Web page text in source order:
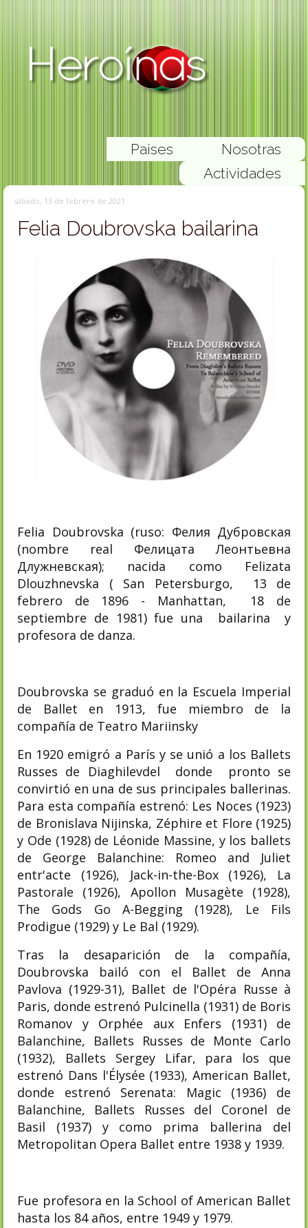
Nosotras
Paises
Actividades
sábado, 13 de febrero de 2021
Felia Doubrovska bailarina
Felia Doubrovska (ruso: Фелия Дубровская
(nombre real Фелицата Леонтьевна
Длужневская); nacida como Felizata
Dlouzhnevska ( San Petersburgo, 13 de
febrero de 1896 - Manhattan, 18 de
septiembre de 1981) fue una bailarina y
profesora de danza.
Doubrovska se graduó en la Escuela Imperial
de Ballet en 1913, fue miembro de la
compañía de Teatro Mariinsky
En 1920 emigró a París y se unió a los Ballets
Russes de Diaghilevdel donde pronto se
convirtió en una de sus principales ballerinas.
Para esta compañía estrenó: Les Noces (1923)
de Bronislava Nijinska, Zéphire et Flore (1925)
y Ode (1928) de Léonide Massine, y los ballets
de George Balanchine: Romeo and Juliet
entr'acte (1926), Jack-in-the-Box (1926), La
Pastorale (1926), Apollon Musagète (1928),
The Gods Go A-Begging (1928), Le Fils
Prodigue (1929) y Le Bal (1929).
Tras la desaparición de la compañía,
Doubrovska bailó con el Ballet de Anna
Pavlova (1929-31), Ballet de l'Opéra Russe à
Paris, donde estrenó Pulcinella (1931) de Boris
Romanov y Orphée aux Enfers (1931) de
Balanchine, Ballets Russes de Monte Carlo
(1932), Ballets Sergey Lifar, para los que
estrenó Dans l'Élysée (1933), American Ballet,
donde estrenó Serenata: Magic (1936) de
Balanchine, Ballets Russes del Coronel de
Basil (1937) y como prima ballerina del
Metropolitan Opera Ballet entre 1938 y 1939.
Fue profesora en la School of American Ballet
hasta los 84 años, entre 1949 y 1979.